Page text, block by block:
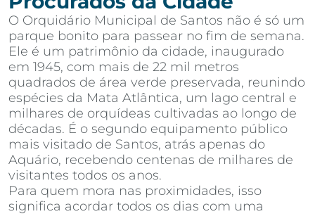
O Orquidário Municipal de Santos não é só um
parque bonito para passear no fim de semana.
Ele é um patrimônio da cidade, inaugurado
em 1945, com mais de 22 mil metros
quadrados de área verde preservada, reunindo
espécies da Mata Atlântica, um lago central e
milhares de orquídeas cultivadas ao longo de
décadas. É o segundo equipamento público
mais visitado de Santos, atrás apenas do
Aquário, recebendo centenas de milhares de
visitantes todos os anos.
Para quem mora nas proximidades, isso
significa acordar todos os dias com uma